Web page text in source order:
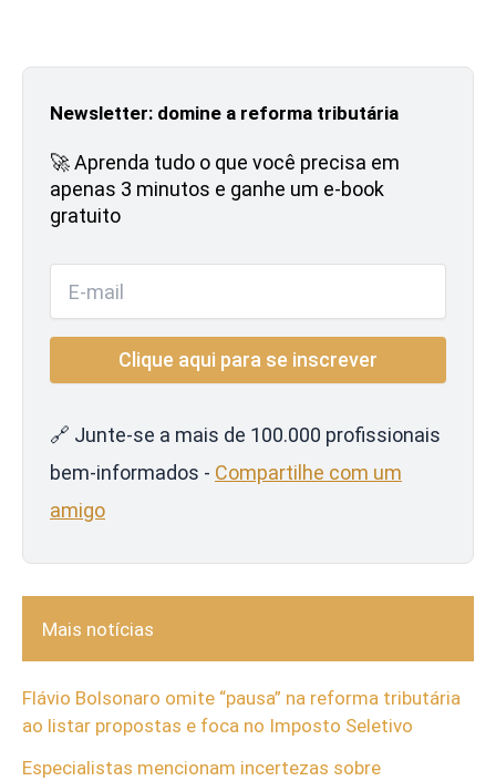
Newsletter: domine a reforma tributária
🚀 Aprenda tudo o que você precisa em
apenas 3 minutos e ganhe um e-book
gratuito
🔗 Junte-se a mais de 100.000 profissionais
bem-informados - Compartilhe com um
amigo
Mais notícias
Flávio Bolsonaro omite “pausa” na reforma tributária
ao listar propostas e foca no Imposto Seletivo
Especialistas mencionam incertezas sobre